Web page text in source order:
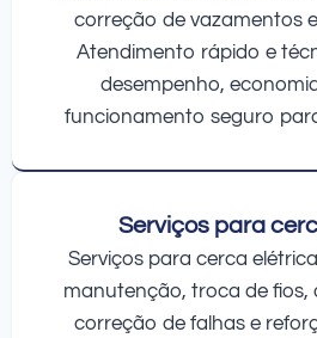
correção de vazamentos
Atendimento rápido e
desempenho,
funcionamento seguro
Serviços para
Serviços para cerca
manutenção, troca de fios,
correção de falhas e